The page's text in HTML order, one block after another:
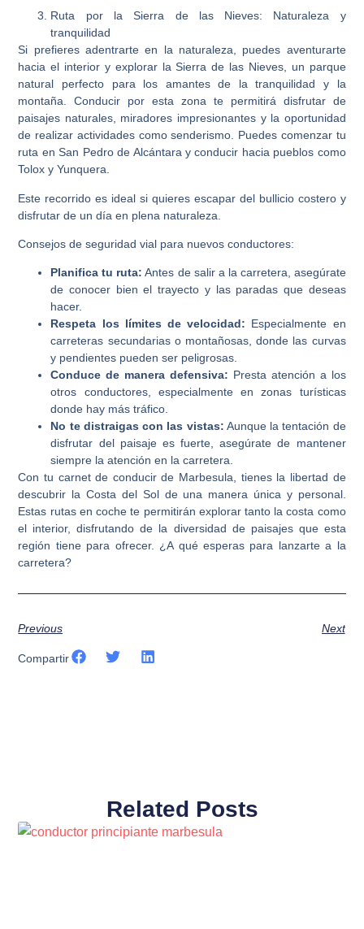
Ruta por la Sierra de las Nieves: Naturaleza y
tranquilidad
Si prefieres adentrarte en la naturaleza, puedes aventurarte
hacia el interior y explorar laSierra de las Nieves, un parque
natural perfecto para los amantes de la tranquilidad y la
montaña. Conducir por esta zona te permitirá disfrutar de
paisajes naturales, miradores impresionantes y la oportunidad
de realizar actividades como senderismo. Puedes comenzar tu
ruta enSan Pedro de Alcántaray conducir hacia pueblos como
Tolox yYunquera.
Este recorrido es ideal si quieres escapar del bullicio costero y
disfrutar de un día en plena naturaleza.
Consejos de seguridad vial para nuevos conductores:
Planifica tu ruta: Antes de salir a la carretera, asegúrate
de conocer bien el trayecto y las paradas que deseas
hacer.
Respeta los límites de velocidad: Especialmente en
carreteras secundarias o montañosas, donde las curvas
y pendientes pueden ser peligrosas.
Conduce de manera defensiva: Presta atención a los
otros conductores, especialmente en zonas turísticas
donde hay más tráfico.
No te distraigas con las vistas: Aunque la tentación de
disfrutar del paisaje es fuerte, asegúrate de mantener
siempre la atención en la carretera.
Con tu carnet de conducir de Marbesula, tienes la libertad de
descubrir la Costa del Sol de una manera única y personal.
Estas rutas en coche te permitirán explorar tanto la costa como
el interior, disfrutando de la diversidad de paisajes que esta
región tiene para ofrecer. ¿A qué esperas para lanzarte a la
carretera?
Previous Next
Compartir
Related Posts